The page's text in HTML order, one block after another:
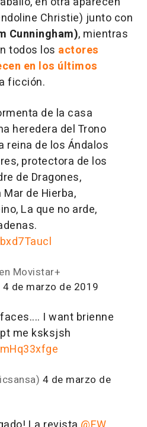
Christie) junto con
Cunningham), mientras
todos los actores
en los últimos
ficción.
de la casa
heredera del Trono
reina de los Ándalos
protectora de los
de Dragones,
de Hierba,
La que no arde,
Movistar+
4 de marzo de 2019
I want brienne
me ksksjsh
4 de marzo de